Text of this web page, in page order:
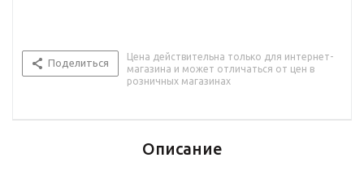
Поделиться
Цена действительна только для интернет-
магазина и может отличаться от цен в
розничных магазинах
Описание